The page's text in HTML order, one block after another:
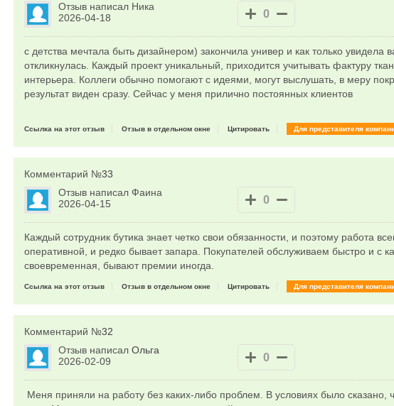
Отзыв написал Ника
2026-04-18
0
с детства мечтала быть дизайнером) закончила универ и как только увидела
откликнулась. Каждый проект уникальный, приходится учитывать фактуру
интерьера. Коллеги обычно помогают с идеями, могут выслушать, в меру
результат виден сразу. Сейчас у меня прилично постоянных клиентов
Ссылка на этот отзыв Отзыв в отдельном окне Цитировать Для представителя
Комментарий №33
Отзыв написал Фаина
2026-04-15
0
Каждый сотрудник бутика знает четко свои обязанности, и поэтому работа
оперативной, и редко бывает запара. Покупателей обслуживаем быстро и с
своевременная, бывают премии иногда.
Ссылка на этот отзыв Отзыв в отдельном окне Цитировать Для представителя
Комментарий №32
Отзыв написал Ольга
2026-02-09
0
Меня приняли на работу без каких-либо проблем. В условиях было сказано,